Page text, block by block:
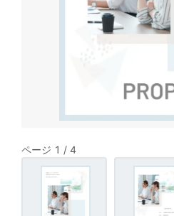
ページ 1 / 4